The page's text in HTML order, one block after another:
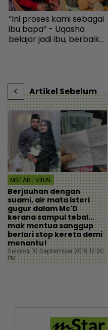
“Ini proses kami sebagai
ibu bapa“ - Uqasha
belajar jadi ibu, berbaik
Artikel Sebelum
MSTAR | VIRAL
Berjauhan dengan
suami, air mata isteri
gugur dalam Mc'D
kerana sampul tebal...
mak mentua sanggup
berlari stop kereta demi
menantu!
Selasa, 10 September 2019 12:30
PM